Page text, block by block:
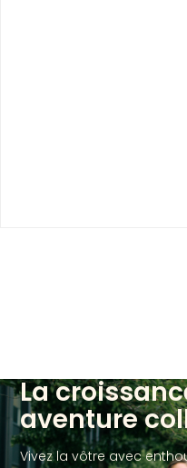
La
aventure
Vivez la vôtre avec